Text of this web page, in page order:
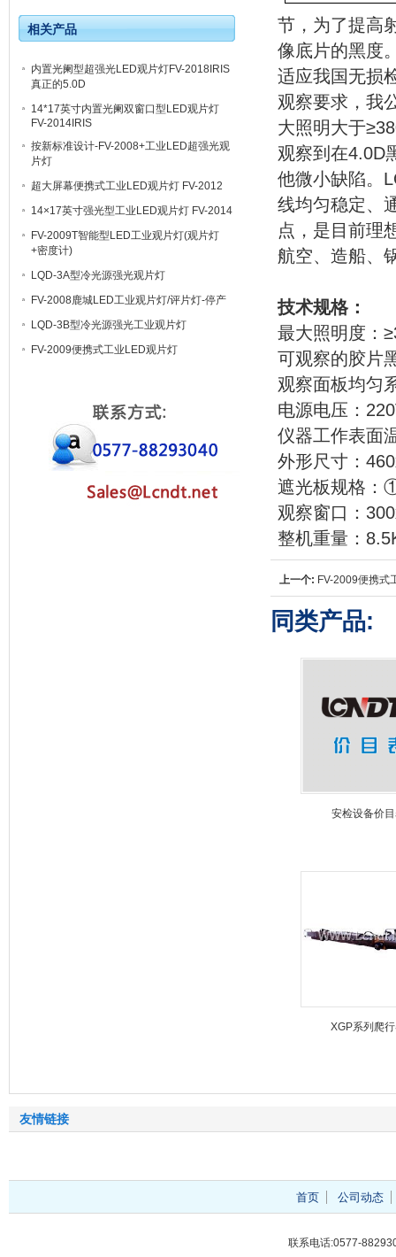
节，为了提高
像底片的黑度
适应我国无损
观察要求，我
大照明大于
观察到在4.0D
他微小缺陷。
线均匀稳定、
点，是目前理
航空、造船、
技术规格：
最大照明度：
可观察的胶片
观察面板均匀
电源电压：
仪器工作表面
外形尺寸：
遮光板规格：
观察窗口：
整机重量：
上一个: FV-2009便携式
同类产品:
安检设备价
XGP系列爬
相关产品
内置光阑型超强光LED观片灯FV-2018IRIS
真正的5.0D
14*17英寸内置光阑双窗口型LED观片灯
FV-2014IRIS
按新标准设计-FV-2008+工业LED超强光观
片灯
超大屏幕便携式工业LED观片灯 FV-2012
14×17英寸强光型工业LED观片灯 FV-2014
FV-2009T智能型LED工业观片灯(观片灯
+密度计)
LQD-3A型冷光源强光观片灯
FV-2008鹿城LED工业观片灯/评片灯-停产
LQD-3B型冷光源强光工业观片灯
FV-2009便携式工业LED观片灯
友情链接
首页 公司动态
联系电话:0577-